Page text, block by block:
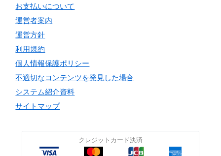
お支払いについて
運営者案内
運営方針
利用規約
個人情報保護ポリシー
不適切なコンテンツを発見した場合
システム紹介資料
サイトマップ
クレジットカード決済